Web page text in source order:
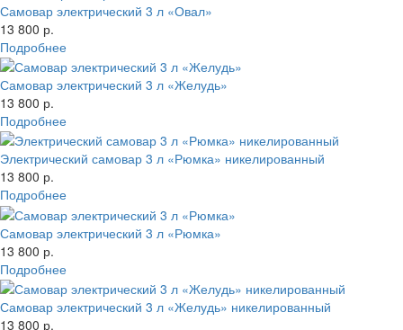
Самовар электрический 3 л «Овал»
13 800 р.
Подробнее
Самовар электрический 3 л «Желудь»
13 800 р.
Подробнее
Электрический самовар 3 л «Рюмка» никелированный
13 800 р.
Подробнее
Самовар электрический 3 л «Рюмка»
13 800 р.
Подробнее
Самовар электрический 3 л «Желудь» никелированный
13 800 р.